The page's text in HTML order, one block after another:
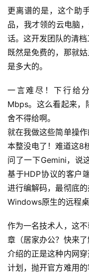
更离谱的是，这个助
品，我才领的云电脑
话。这开发团队的清档
既然是免费的，那就
是多大的。
一言难尽！下行给
Mbps。这么看起来，
舍不得给啊。
就在我做这些简单操
本整没电了！难道这8
问了一下Gemini，说
基于HDP协议的客户
进行编解码，最彻底
Windows原生的远程桌
作为一名技术人，这
章（居家办公？快来了
介绍的正是这种内网
计划，抛开官方难用